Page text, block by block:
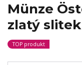
Münze
zlatý
TOP produkt